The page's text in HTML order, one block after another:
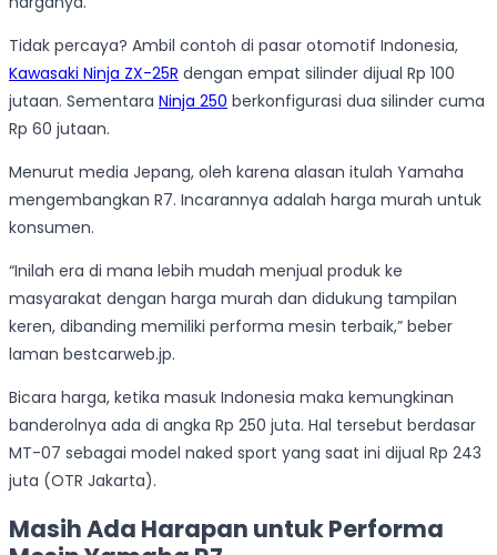
Tidak percaya? Ambil contoh di pasar otomotif Indonesia,
Kawasaki Ninja ZX-25R dengan empat silinder dijual Rp 100
jutaan. Sementara Ninja 250 berkonfigurasi dua silinder cuma
Rp 60 jutaan.
Menurut media Jepang, oleh karena alasan itulah Yamaha
mengembangkan R7. Incarannya adalah harga murah untuk
konsumen.
“Inilah era di mana lebih mudah menjual produk ke
masyarakat dengan harga murah dan didukung tampilan
keren, dibanding memiliki performa mesin terbaik,” beber
laman bestcarweb.jp.
Bicara harga, ketika masuk Indonesia maka kemungkinan
banderolnya ada di angka Rp 250 juta. Hal tersebut berdasar
MT-07 sebagai model naked sport yang saat ini dijual Rp 243
juta (OTR Jakarta).
Masih Ada Harapan untuk Performa